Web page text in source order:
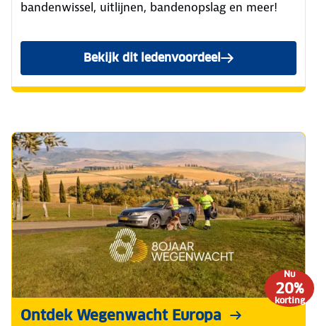
bandenwissel, uitlijnen, bandenopslag en meer!
Bekijk dit ledenvoordeel
Nu
20%
korting
Ontdek Wegenwacht Europa